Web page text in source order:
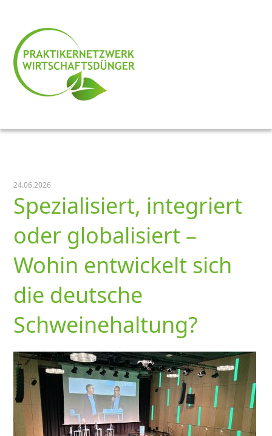
24.06.2026
Spezialisiert, integriert
oder globalisiert –
Wohin entwickelt sich
die deutsche
Schweinehaltung?